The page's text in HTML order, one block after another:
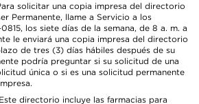
solicitar una copia impresa del directorio
Permanente, llame a Servicio a los
los siete días de la semana, de 8 a. m. a
le enviará una copia impresa del directorio
de tres (3) días hábiles después de su
podría preguntar si su solicitud de una
única o si es una solicitud permanente
directorio incluye las farmacias para